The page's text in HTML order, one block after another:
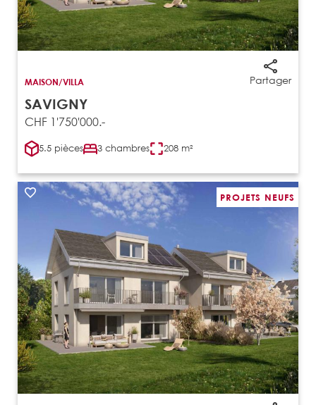
Partager
MAISON/VILLA
SAVIGNY
CHF 1'750'000.-
5.5 pièces 3 chambres 208 m²
PROJETS NEUFS